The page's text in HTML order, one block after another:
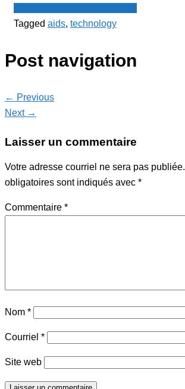
Tagged aids, technology
Post navigation
← Previous
Next →
Laisser un commentaire
Votre adresse courriel ne sera pas publiée.
obligatoires sont indiqués avec *
Commentaire *
Nom *
Courriel *
Site web